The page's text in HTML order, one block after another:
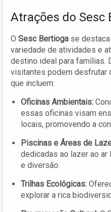
Atrações do Sesc
O Sesc Bertioga se
variedade de atividades e
destino ideal para famílias.
visitantes podem desfrutar
que incluem:
Oficinas Ambientais:
essas oficinas visam
locais, promovendo a
Piscinas e Áreas de
dedicadas ao lazer ao ar
e diversão.
Trilhas Ecológicas:
explorar a rica